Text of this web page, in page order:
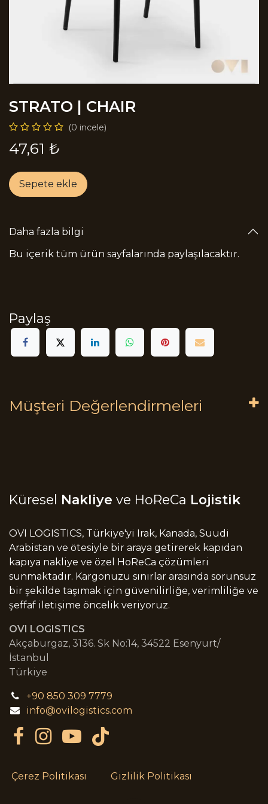
STRATO | CHAIR
(0 incele)
47,61 ₺
Sepete ekle
Daha fazla bilgi
Bu içerik tüm ürün sayfalarında paylaşılacaktır.
Paylaş
Müşteri Değerlendirmeleri
Küresel Nakliye ve HoReCa Lojistik
OVI LOGISTICS, Türkiye'yi Irak, Kanada, Suudi
Arabistan ve ötesiyle bir araya getirerek kapıdan
kapıya nakliye ve özel HoReCa çözümleri
sunmaktadır. Kargonuzu sınırlar arasında sorunsuz
bir şekilde taşımak için güvenilirliğe, verimliliğe ve
şeffaf iletişime öncelik veriyoruz.
OVI LOGISTICS
Akçaburgaz, 3136. Sk No:14, 34522 Esenyurt/
İstanbul
Türkiye
+90 850 309 7779
info@ovilogistics.com
Çerez Politikası Gizlilik Politikası